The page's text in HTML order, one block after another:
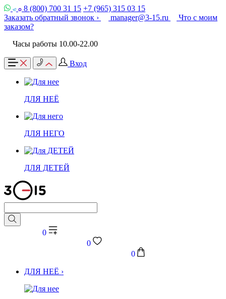
8 (800) 700 31 15 +7 (965) 315 03 15
Заказать обратный звонок ›
manager@3-15.ru
Что с моим
заказом?
Часы работы 10.00-22.00
Вход
ДЛЯ НЕЁ
ДЛЯ НЕГО
ДЛЯ ДЕТЕЙ
0
0
0
ДЛЯ НЕЁ ›